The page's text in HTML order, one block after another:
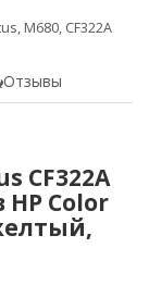
, M680, CF322A
Отзывы
CF322A
HP Color